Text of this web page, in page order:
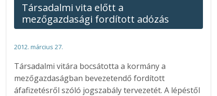
Társadalmi vita előtt a
mezőgazdasági fordított adózás
2012. március 27.
Társadalmi vitára bocsátotta a kormány a
mezőgazdaságban bevezetendő fordított
áfafizetésről szóló jogszabály tervezetét. A lépéstől